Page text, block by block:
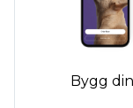
Bygg